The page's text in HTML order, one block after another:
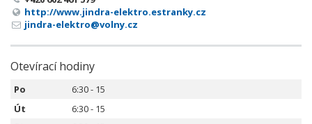
http://www.jindra-elektro.estranky.cz
jindra-elektro@volny.cz
Otevírací hodiny
Po
6:30 - 15
Út
6:30 - 15